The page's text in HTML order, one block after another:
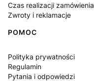
Czas realizacji zamówienia
Zwroty i reklamacje
POMOC
Polityka prywatności
Regulamin
Pytania i odpowiedzi